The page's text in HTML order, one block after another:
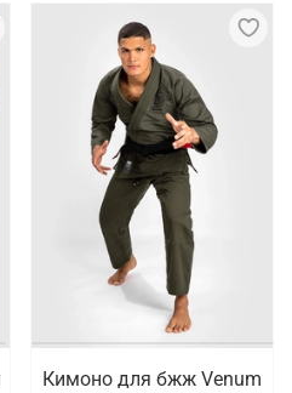
Кимоно для бжж Venum